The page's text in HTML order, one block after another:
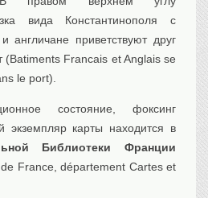
вида Константинополя с
англичане приветствуют друг
(Batiments Francais et Anglais se
le port).
состояние, фоксинг
экземпляр карты находится в
Библиотеки Франции
France, département Cartes et